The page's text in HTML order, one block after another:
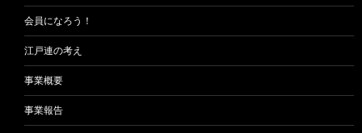
会員になろう！
江戸連の考え
事業概要
事業報告